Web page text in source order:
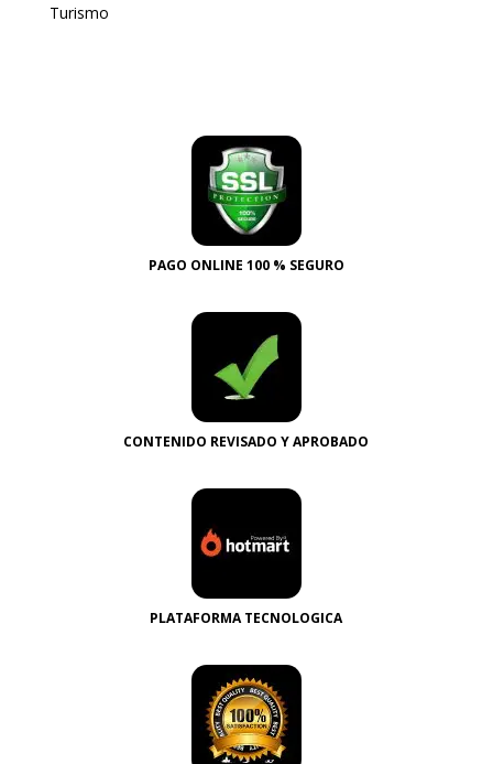
Turismo
PAGO ONLINE 100 % SEGURO
CONTENIDO REVISADO Y APROBADO
PLATAFORMA TECNOLOGICA